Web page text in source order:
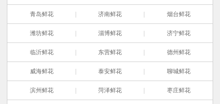
青岛鲜花 济南鲜花 烟台鲜花
潍坊鲜花 淄博鲜花 济宁鲜花
临沂鲜花 东营鲜花 德州鲜花
威海鲜花 泰安鲜花 聊城鲜花
滨州鲜花 菏泽鲜花 枣庄鲜花